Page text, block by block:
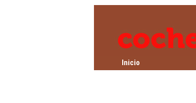
Inicio